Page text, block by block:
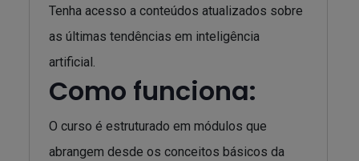
Tenha acesso a conteúdos atualizados sobre
as últimas tendências em inteligência
artificial.
Como funciona:
O curso é estruturado em módulos que
abrangem desde os conceitos básicos da